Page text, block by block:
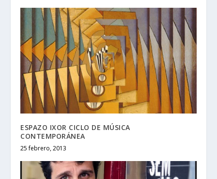
ESPAZO IXOR CICLO DE MÚSICA
CONTEMPORÁNEA
25 febrero, 2013